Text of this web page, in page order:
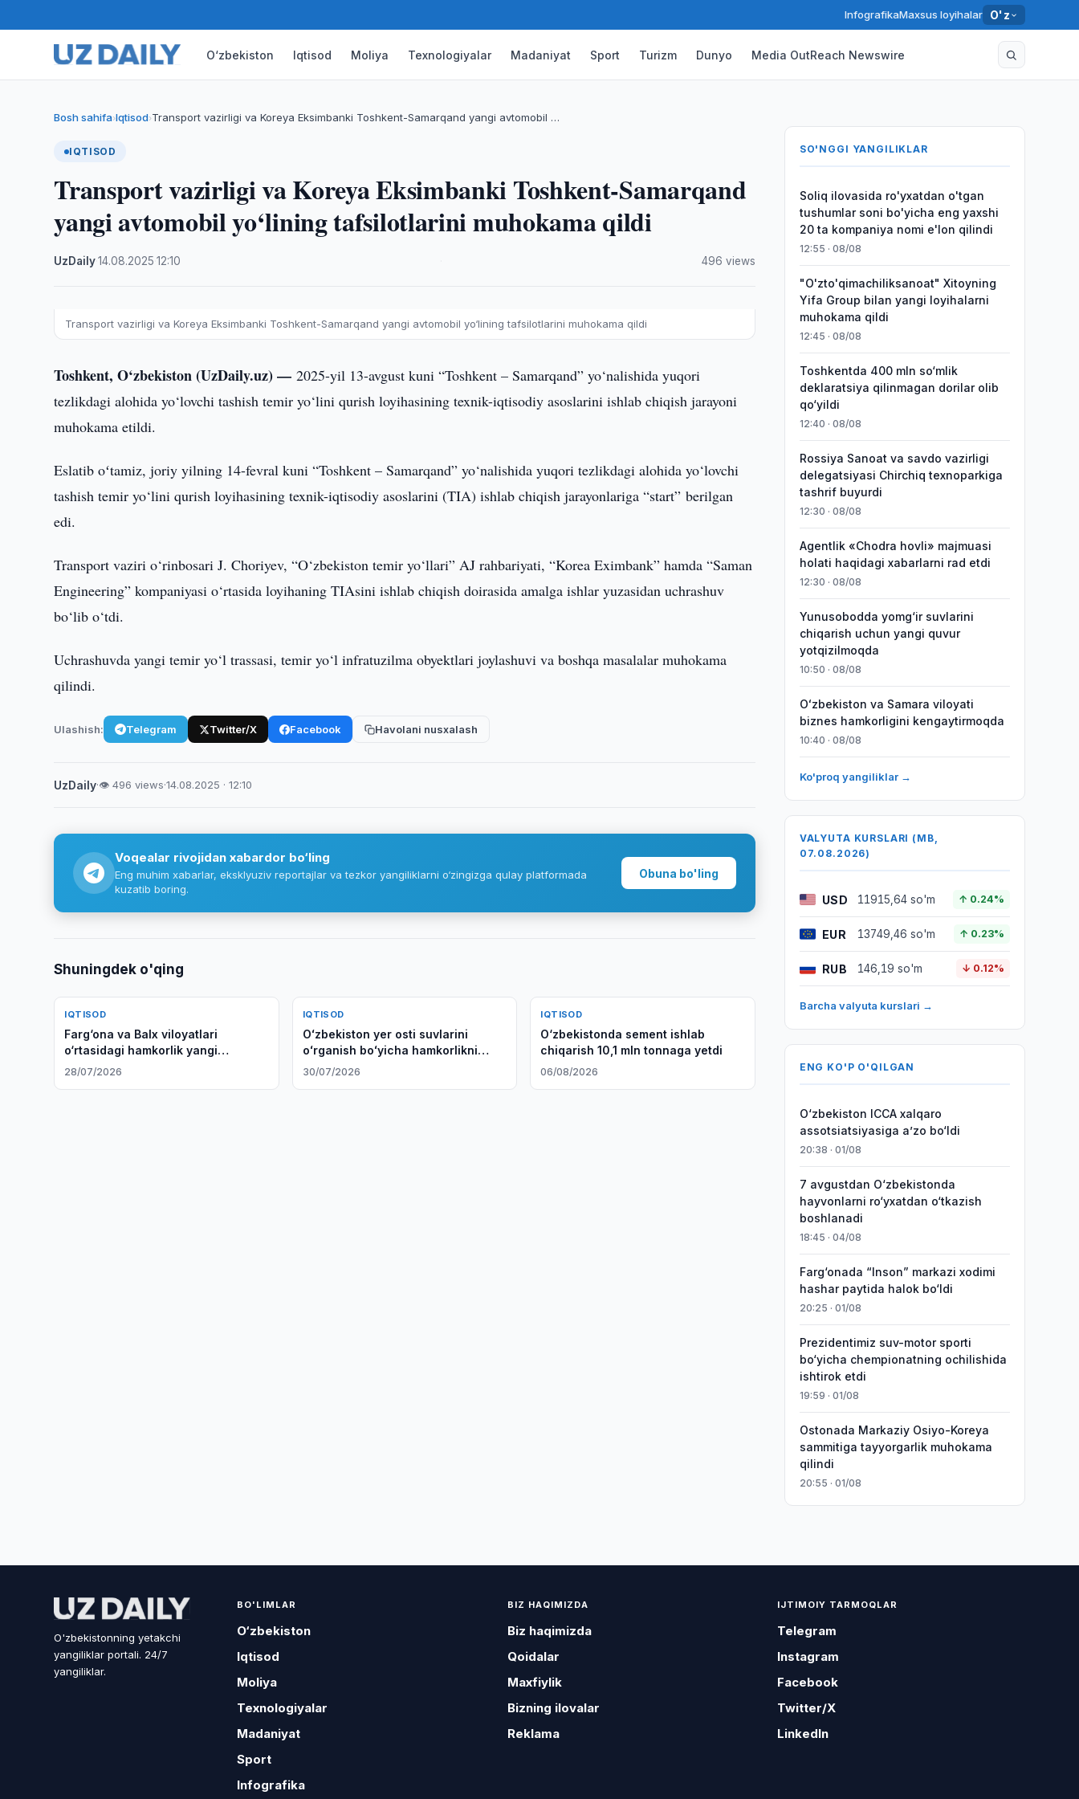
InfografikaMaxsus loyihalar O'z
O‘zbekiston Iqtisod Moliya Texnologiyalar Madaniyat Sport Turizm Dunyo Media OutReach Newswire
Bosh sahifa›Iqtisod›Transport vazirligi va Koreya Eksimbanki Toshkent-Samarqand yangi avtomobil …
IQTISOD
Transport vazirligi va Koreya Eksimbanki Toshkent-Samarqand
yangi avtomobil yo‘lining tafsilotlarini muhokama qildi
UzDaily·14.08.2025 ·12:10 496 views
Transport vazirligi va Koreya Eksimbanki Toshkent-Samarqand yangi avtomobil yo‘lining tafsilotlarini muhokama qildi
Toshkent, O‘zbekiston (UzDaily.uz) —2025-yil 13-avgust kuni “Toshkent – Samarqand” yo‘nalishida yuqori
tezlikdagi alohida yo‘lovchi tashish temir yo‘lini qurish loyihasining texnik-iqtisodiy asoslarini ishlab chiqish jarayoni
muhokama etildi.
Eslatib oʻtamiz, joriy yilning 14-fevral kuni “Toshkent – Samarqand” yo‘nalishida yuqori tezlikdagi alohida yo‘lovchi
tashish temir yo‘lini qurish loyihasining texnik-iqtisodiy asoslarini (TIA) ishlab chiqish jarayonlariga “start” berilgan
edi.
Transport vaziri o‘rinbosari J. Choriyev, “O‘zbekiston temir yo‘llari” AJ rahbariyati, “Korea Eximbank” hamda “Saman
Engineering” kompaniyasi o‘rtasida loyihaning TIAsini ishlab chiqish doirasida amalga ishlar yuzasidan uchrashuv
bo‘lib o‘tdi.
Uchrashuvda yangi temir yo‘l trassasi, temir yo‘l infratuzilma obyektlari joylashuvi va boshqa masalalar muhokama
qilindi.
Ulashish: Telegram Twitter/X Facebook Havolani nusxalash
UzDaily·👁 496 views·14.08.2025 · 12:10
Voqealar rivojidan xabardor bo‘ling
Eng muhim xabarlar, eksklyuziv reportajlar va tezkor yangiliklarni o‘zingizga qulay platformada
kuzatib boring.
Obuna bo'ling
Shuningdek o'qing
IQTISOD
Farg‘ona va Balx viloyatlari
o‘rtasidagi hamkorlik yangi
bosqichga ko‘tarilmoqda
28/07/2026
IQTISOD
Oʻzbekiston yer osti suvlarini
oʻrganish boʻyicha hamkorlikni
kengaytiradi
30/07/2026
IQTISOD
O‘zbekistonda sement ishlab
chiqarish 10,1 mln tonnaga yetdi
06/08/2026
SO'NGGI YANGILIKLAR
Soliq ilovasida ro'yxatdan o'tgan
tushumlar soni bo'yicha eng yaxshi
20 ta kompaniya nomi e'lon qilindi
12:55 · 08/08
"O'zto'qimachiliksanoat" Xitoyning
Yifa Group bilan yangi loyihalarni
muhokama qildi
12:45 · 08/08
Toshkentda 400 mln so‘mlik
deklaratsiya qilinmagan dorilar olib
qo‘yildi
12:40 · 08/08
Rossiya Sanoat va savdo vazirligi
delegatsiyasi Chirchiq texnoparkiga
tashrif buyurdi
12:30 · 08/08
Agentlik «Chodra hovli» majmuasi
holati haqidagi xabarlarni rad etdi
12:30 · 08/08
Yunusobodda yomg‘ir suvlarini
chiqarish uchun yangi quvur
yotqizilmoqda
10:50 · 08/08
Oʻzbekiston va Samara viloyati
biznes hamkorligini kengaytirmoqda
10:40 · 08/08
Ko'proq yangiliklar →
VALYUTA KURSLARI (MB,
07.08.2026)
USD 11915,64 so'm ↑ 0.24%
EUR 13749,46 so'm ↑ 0.23%
RUB 146,19 so'm ↓ 0.12%
Barcha valyuta kurslari →
ENG KO'P O'QILGAN
O‘zbekiston ICCA xalqaro
assotsiatsiyasiga aʼzo bo‘ldi
20:38 · 01/08
7 avgustdan O‘zbekistonda
hayvonlarni ro‘yxatdan o‘tkazish
boshlanadi
18:45 · 04/08
Farg‘onada “Inson” markazi xodimi
hashar paytida halok bo‘ldi
20:25 · 01/08
Prezidentimiz suv-motor sporti
bo‘yicha chempionatning ochilishida
ishtirok etdi
19:59 · 01/08
Ostonada Markaziy Osiyo-Koreya
sammitiga tayyorgarlik muhokama
qilindi
20:55 · 01/08
O'zbekistonning yetakchi
yangiliklar portali. 24/7
yangiliklar.
BO'LIMLAR
O‘zbekiston
Iqtisod
Moliya
Texnologiyalar
Madaniyat
Sport
Infografika
BIZ HAQIMIZDA
Biz haqimizda
Qoidalar
Maxfiylik
Bizning ilovalar
Reklama
IJTIMOIY TARMOQLAR
Telegram
Instagram
Facebook
Twitter/X
LinkedIn